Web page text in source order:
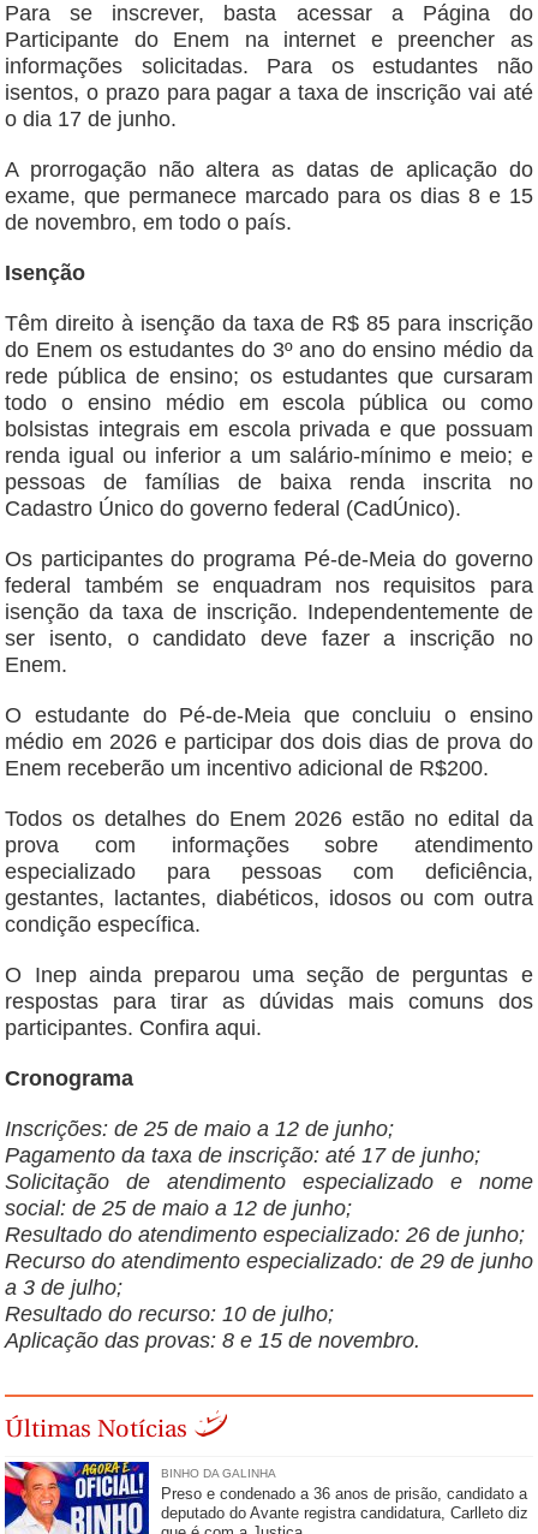
Para se inscrever, basta acessar a Página do
Participante do Enem na internet e preencher as
informações solicitadas. Para os estudantes não
isentos, o prazo para pagar a taxa de inscrição vai até
o dia 17 de junho.
A prorrogação não altera as datas de aplicação do
exame, que permanece marcado para os dias 8 e 15
de novembro, em todo o país.
Isenção
Têm direito à isenção da taxa de R$ 85 para inscrição
do Enem os estudantes do 3º ano do ensino médio da
rede pública de ensino; os estudantes que cursaram
todo o ensino médio em escola pública ou como
bolsistas integrais em escola privada e que possuam
renda igual ou inferior a um salário-mínimo e meio; e
pessoas de famílias de baixa renda inscrita no
Cadastro Único do governo federal (CadÚnico).
Os participantes do programa Pé-de-Meia do governo
federal também se enquadram nos requisitos para
isenção da taxa de inscrição. Independentemente de
ser isento, o candidato deve fazer a inscrição no
Enem.
O estudante do Pé-de-Meia que concluiu o ensino
médio em 2026 e participar dos dois dias de prova do
Enem receberão um incentivo adicional de R$200.
Todos os detalhes do Enem 2026 estão no edital da
prova com informações sobre atendimento
especializado para pessoas com deficiência,
gestantes, lactantes, diabéticos, idosos ou com outra
condição específica.
O Inep ainda preparou uma seção de perguntas e
respostas para tirar as dúvidas mais comuns dos
participantes. Confira aqui.
Cronograma
Inscrições: de 25 de maio a 12 de junho;
Pagamento da taxa de inscrição: até 17 de junho;
Solicitação de atendimento especializado e nome
social: de 25 de maio a 12 de junho;
Resultado do atendimento especializado: 26 de junho;
Recurso do atendimento especializado: de 29 de junho
a 3 de julho;
Resultado do recurso: 10 de julho;
Aplicação das provas: 8 e 15 de novembro.
Últimas Notícias
BINHO DA GALINHA
Preso e condenado a 36 anos de prisão, candidato a
deputado do Avante registra candidatura, Carlleto diz